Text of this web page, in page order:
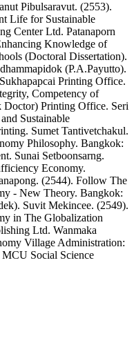
Pibulsaravut. (2553).
Life for Sustainable
Center Ltd. Patanaporn
Knowledge of
(Doctoral Dissertation).
(P.A.Payutto).
Printing Office.
Competency of
Printing Office. Seri
Sustainable
Sumet Tantivetchakul.
Philosophy. Bangkok:
Sunai Setboonsarng.
Economy.
(2544). Follow The
- New Theory. Bangkok:
Suvit Mekincee. (2549).
in The Globalization
Ltd. Wanmaka
Village Administration:
Social Science